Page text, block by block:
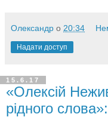
Олександр о 20:34
Надати доступ
15.6.17
«Олексій
рідного